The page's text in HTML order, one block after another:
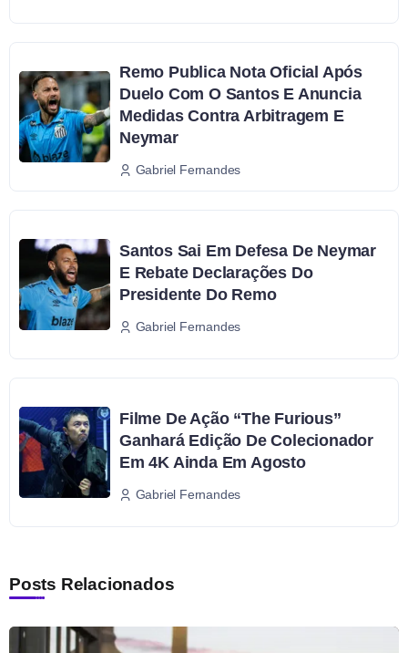
Remo Publica Nota Oficial Após
Duelo Com O Santos E Anuncia
Medidas Contra Arbitragem E
Neymar
Gabriel Fernandes
Santos Sai Em Defesa De Neymar
E Rebate Declarações Do
Presidente Do Remo
Gabriel Fernandes
Filme De Ação “The Furious”
Ganhará Edição De Colecionador
Em 4K Ainda Em Agosto
Gabriel Fernandes
Posts Relacionados